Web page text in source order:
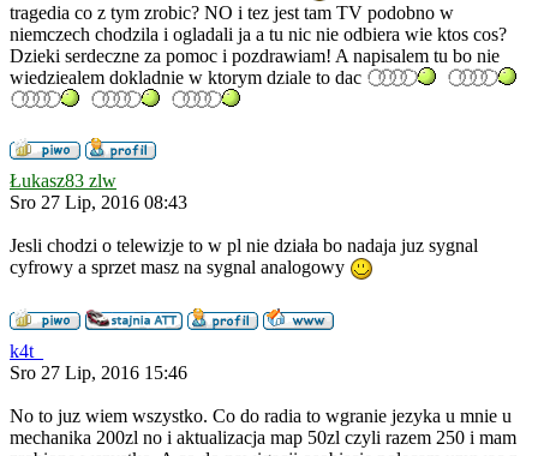
tragedia co z tym zrobic? NO i tez jest tam TV podobno w
niemczech chodzila i ogladali ja a tu nic nie odbiera wie ktos cos?
Dzieki serdeczne za pomoc i pozdrawiam! A napisalem tu bo nie
wiedziealem dokladnie w ktorym dziale to dac
Łukasz83 zlw
Sro 27 Lip, 2016 08:43
Jesli chodzi o telewizje to w pl nie działa bo nadaja juz sygnal
cyfrowy a sprzet masz na sygnal analogowy
k4t_
Sro 27 Lip, 2016 15:46
No to juz wiem wszystko. Co do radia to wgranie jezyka u mnie u
mechanika 200zl no i aktualizacja map 50zl czyli razem 250 i mam